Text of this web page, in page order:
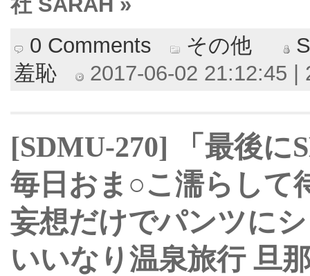
0 Comments
その他
羞恥
2017-06-02 21:12:45 |
[SDMU-270] 「最後
毎日おま○こ濡らし
妄想だけでパンツに
いいなり温泉旅行 旦